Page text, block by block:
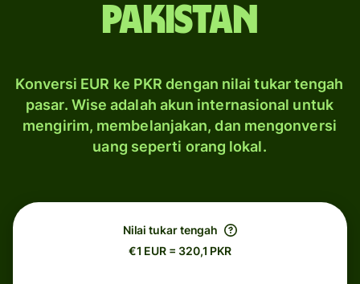
Pakistan
Konversi EUR ke PKR dengan nilai tukar tengah
pasar. Wise adalah akun internasional untuk
mengirim, membelanjakan, dan mengonversi
uang seperti orang lokal.
Nilai tukar tengah
€1 EUR = 320,1 PKR